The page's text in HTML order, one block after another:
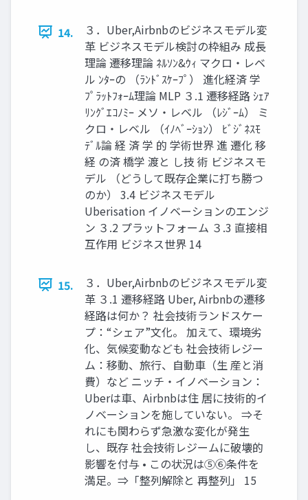
14.
３．Uber,Airbnbのビジネスモデル変
革 ビジネスモデル検討の枠組み 成長
理論 遷移理論 ﾈﾙｿﾝ&ｳｨ マクロ・レベ
ル ﾝﾀｰの （ﾗﾝﾄﾞｽｹｰﾌﾟ） 進化経済 学
ﾌﾟﾗｯﾄﾌｫｰﾑ理論 MLP ３.1 遷移経路 ｼｪｱ
ﾘﾝｸﾞｴｺﾉﾐｰ メソ・レベル （ﾚｼﾞｰﾑ） ミ
クロ・レベル （ｲﾉﾍﾞｰｼｮﾝ） ﾋﾞｼﾞﾈｽﾓ
ﾃﾞﾙ論 経 済 学 的 学術世界 進 遷化 移
経 の済 橋学 渡と し技 術 ビジネスモ
デル （どうして既存企業に打ち勝つ
のか） 3.4 ビジネスモデル
Uberisation イノベーションのエンジ
ン ３.2 プラットフォーム ３.3 直接相
互作用 ビジネス世界 14
15.
３．Uber,Airbnbのビジネスモデル変
革 ３.1 遷移経路 Uber, Airbnbの遷移
経路は何か？ 社会技術ランドスケー
プ：“シェア”文化。 加えて、環境劣
化、気候変動なども 社会技術レジー
ム：移動、旅行、自動車（生 産と消
費）など ニッチ・イノベーション：
Uberは車、Airbnbは住 居に技術的イ
ノベーションを施していない。 ⇒そ
れにも関わらず急激な変化が発生
し、既存 社会技術レジームに破壊的
影響を付与 • この状況は⑤⑥条件を
満足。⇒「整列解除と 再整列」 15